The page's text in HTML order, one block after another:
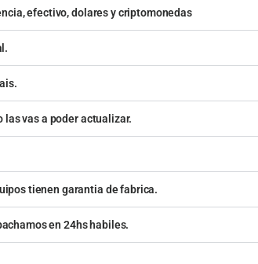
efectivo, dolares y criptomonedas
las vas a poder actualizar.
tienen garantia de fabrica.
en 24hs habiles.